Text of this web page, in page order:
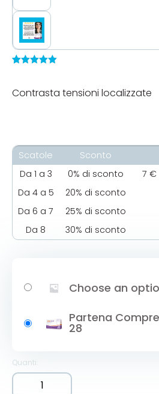
su base
Contrasta tensioni localizzate
Scatole Sconto
Da 1 a 3
0% di sconto
7 €
Da 4 a 5
20% di sconto
Da 6 a 7
25% di sconto
Da 8
30% di sconto
Choose an
Partena
28